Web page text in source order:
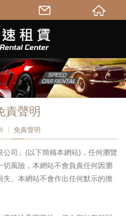
責聲明
H
免責聲明
司」(以下簡稱本網站)，任何瀏覽
風險，本網站不會負責任何因瀏
失。本網站不會作出任何默示的擔